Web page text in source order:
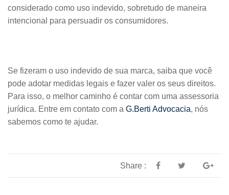
considerado como uso indevido, sobretudo de maneira
intencional para persuadir os consumidores.
Se fizeram o uso indevido de sua marca, saiba que você
pode adotar medidas legais e fazer valer os seus direitos.
Para isso, o melhor caminho é contar com uma assessoria
jurídica. Entre em contato com a G.Berti Advocacia, nós
sabemos como te ajudar.
Share :